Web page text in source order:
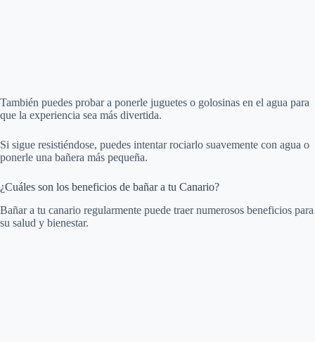
También puedes probar a ponerle juguetes o golosinas en el agua para
que la experiencia sea más divertida.
Si sigue resistiéndose, puedes intentar rociarlo suavemente con agua o
ponerle una bañera más pequeña.
¿Cuáles son los beneficios de bañar a tu Canario?
Bañar a tu canario regularmente puede traer numerosos beneficios para
su salud y bienestar.